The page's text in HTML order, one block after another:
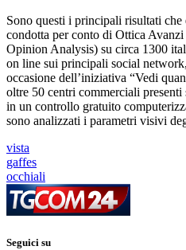
Sono questi i principali risultati
condotta per conto di Ottica
Opinion Analysis) su circa 1300
on line sui principali social
occasione dell’iniziativa “Vedi
oltre 50 centri commerciali
in un controllo gratuito
sono analizzati i parametri visivi
vista
gaffes
occhiali
Seguici su